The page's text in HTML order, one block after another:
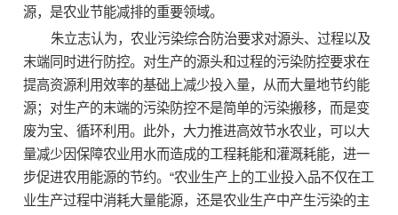
源，是农业节能减排的重要领域。
朱立志认为，农业污染综合防治要求对源头、过程以及
末端同时进行防控。对生产的源头和过程的污染防控要求在
提高资源利用效率的基础上减少投入量，从而大量地节约能
源；对生产的末端的污染防控不是简单的污染搬移，而是变
废为宝、循环利用。此外，大力推进高效节水农业，可以大
量减少因保障农业用水而造成的工程耗能和灌溉耗能，进一
步促进农用能源的节约。“农业生产上的工业投入品不仅在工
业生产过程中消耗大量能源，还是农业生产中产生污染的主